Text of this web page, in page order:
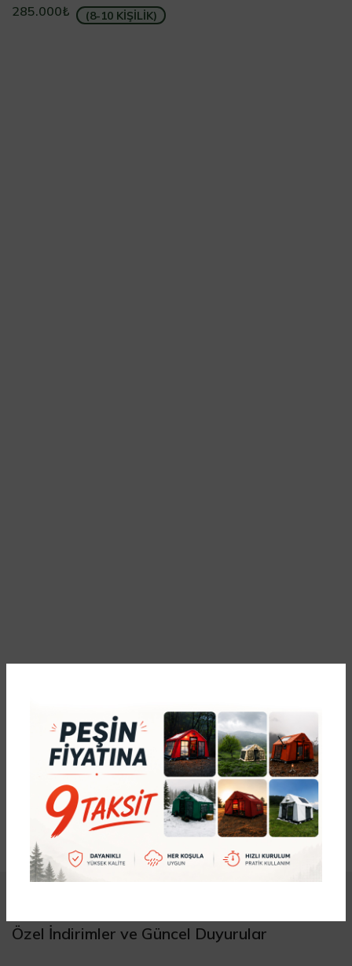
285.000₺ (8-10 KİŞİLİK)
Özel İndirimler ve Güncel Duyurular